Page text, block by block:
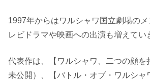
1997年からはワルシャワ国立劇場の
レビドラマや映画への出演も増えてい
代表作は、【ワルシャワ、二つの顔を
未公開）、【バトル・オブ・ワルシャ